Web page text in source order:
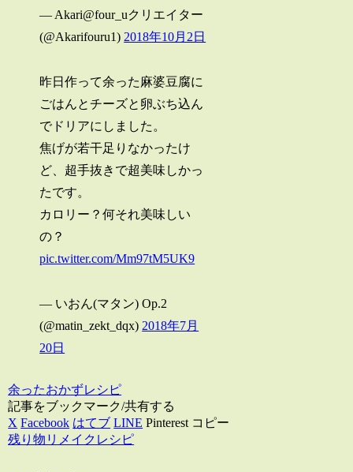
— Akari@four_uクリエイター
(@Akarifouru1) 2018年10月2日
昨日作って余った麻婆豆腐に
ごはんとチーズと卵ぶち込ん
でドリアにしました。
焦げが若干足りなかったけ
ど、超手抜きで超美味しかっ
たです。
カロリー？何それ美味しい
の？
pic.twitter.com/Mm97tM5UK9
— いおん(マタン) Op.2
(@matin_zekt_dqx) 2018年7月
20日
余ったおかずレシピ
記事をブックマーク/共有する
X Facebook はてブ LINE Pinterest コピー
残り物リメイクレシピ